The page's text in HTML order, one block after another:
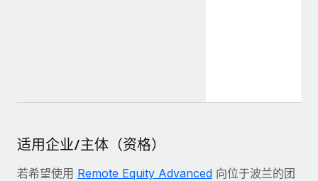
适用企业/主体（资格）
若希望使用 Remote Equity Advanced 向位于波兰的团